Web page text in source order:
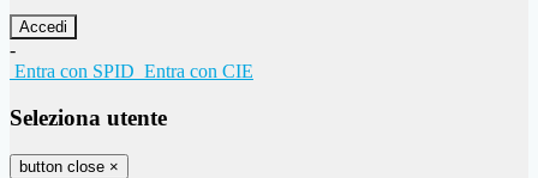
-
Entra con SPID Entra con CIE
Seleziona utente
button close ×